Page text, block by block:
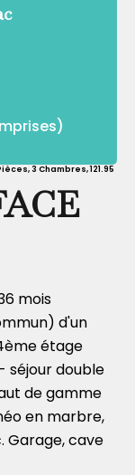
3 Chambres, 121.95
mois
d'un
étage
séjour double
de gamme
en marbre,
Garage, cave